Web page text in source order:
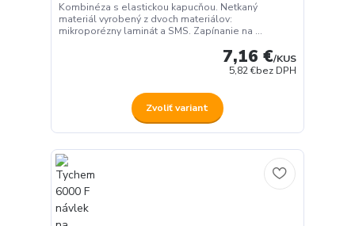
Kombinéza s elastickou kapucňou. Netkaný
materiál vyrobený z dvoch materiálov:
mikroporézny laminát a SMS. Zapínanie na ...
7,16 €/KUS
5,82 €bez DPH
Zvoliť variant